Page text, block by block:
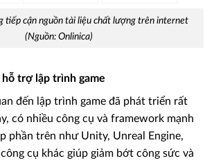
tiếp cận nguồn tài liệu chất lượng trên internet
(Nguồn: Onlinica)
trợ lập trình game
đến lập trình game đã phát triển rất
có nhiều công cụ và framework mạnh
phần trên như Unity, Unreal Engine,
cụ khác giúp giảm bớt công sức và